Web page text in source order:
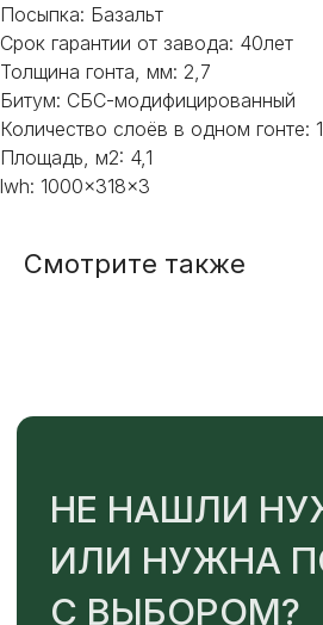
Посыпка: Базальт
Срок гарантии от завода: 40лет
Толщина гонта, мм: 2,7
Битум: СБС-модифицированный
Количество слоёв в одном гонте: 1
Площадь, м2: 4,1
lwh: 1000x318x3
Смотрите также
НЕ НАШЛИ НУЖНОЕ
ИЛИ НУЖНА ПОМОЩЬ
С ВЫБОРОМ?
Наш менеджер готов ответить на
все вопросы. Свяжитесь по